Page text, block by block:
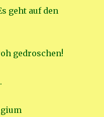
geht auf den
gedroschen!